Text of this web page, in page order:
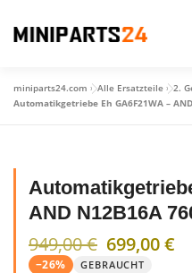
Inhalt
springen
LOGIN STARTSEITE
miniparts24.com »Alle Ersatzteile »2.
Automatikgetriebe Eh GA6F21WA –
AND N12B16A
949,00€ 699,00€
−26% GEBRAUCHT